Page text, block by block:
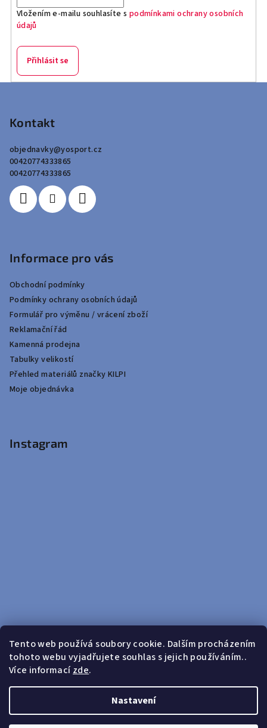
Tento web používá soubory cookie. Dalším procházením
tohoto webu vyjadřujete souhlas s jejich používáním..
Více informacízde.
Nastavení
Vložením e-mailu souhlasíte s podmínkami ochrany osobních
údajů
Přihlásit se
Kontakt
objednavky@yosport.cz
00420774333865
00420774333865
Informace pro vás
Obchodní podmínky
Podmínky ochrany osobních údajů
Formulář pro výměnu / vrácení zboží
Reklamační řád
Kamenná prodejna
Tabulky velikostí
Přehled materiálů značky KILPI
Moje objednávka
Instagram
Sledovat na Instagramu
Doprava zdarma od 599 Kč